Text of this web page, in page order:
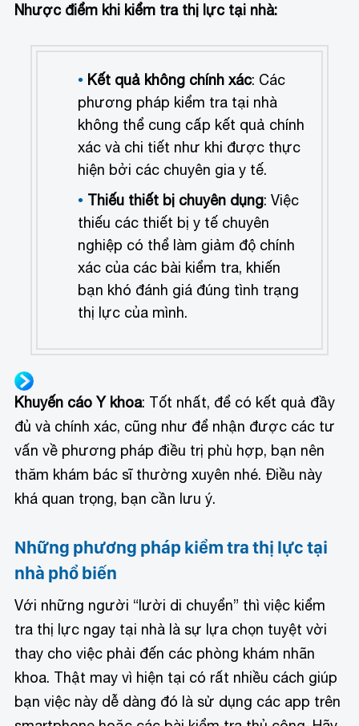
Nhược điểm khi kiểm tra thị lực tại nhà:
Kết quả không chính xác: Các
phương pháp kiểm tra tại nhà
không thể cung cấp kết quả chính
xác và chi tiết như khi được thực
hiện bởi các chuyên gia y tế.
Thiếu thiết bị chuyên dụng: Việc
thiếu các thiết bị y tế chuyên
nghiệp có thể làm giảm độ chính
xác của các bài kiểm tra, khiến
bạn khó đánh giá đúng tình trạng
thị lực của mình.
Khuyến cáo Y khoa: Tốt nhất, để có kết quả đầy
đủ và chính xác, cũng như để nhận được các tư
vấn về phương pháp điều trị phù hợp, bạn nên
thăm khám bác sĩ thường xuyên nhé. Điều này
khá quan trọng, bạn cần lưu ý.
Những phương pháp kiểm tra thị lực tại
nhà phổ biến
Với những người “lười di chuyển” thì việc kiểm
tra thị lực ngay tại nhà là sự lựa chọn tuyệt vời
thay cho việc phải đến các phòng khám nhãn
khoa. Thật may vì hiện tại có rất nhiều cách giúp
bạn việc này dễ dàng đó là sử dụng các app trên